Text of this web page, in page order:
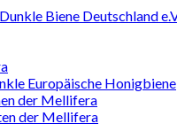
Europäische Honigbiene
der Mellifera
der Mellifera